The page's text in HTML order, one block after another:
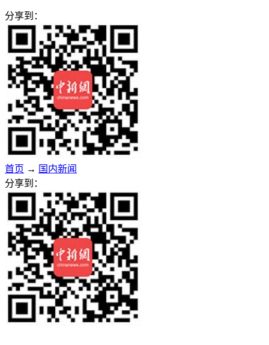
分享到：
首页 → 国内新闻
分享到：